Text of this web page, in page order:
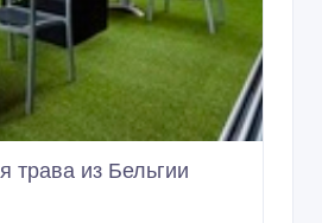
трава из Бельгии